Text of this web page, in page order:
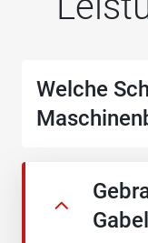
Welche